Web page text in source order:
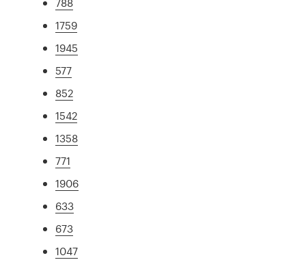
1759
1945
577
852
1542
1358
771
1906
633
673
1047